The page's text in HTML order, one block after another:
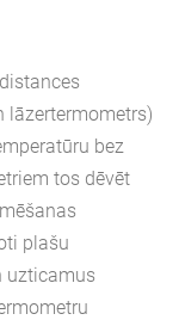
lāzertermometrs)
bez
tos dēvēt
plašu
uzticamus